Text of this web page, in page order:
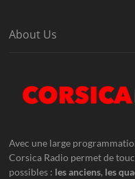
About Us
Avec une large
Corsica Radio permet de
possibles : les anciens, les